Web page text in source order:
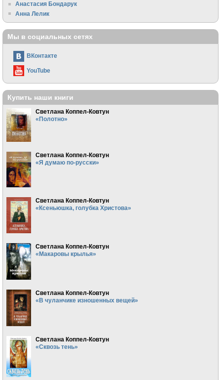
Анастасия Бондарук
Анна Лелик
Мы в социальных сетях
ВКонтакте
YouTube
Купить наши книги
Светлана Коппел-Ковтун
«Полотно»
Светлана Коппел-Ковтун
«Я думаю по-русски»
Светлана Коппел-Ковтун
«Ксеньюшка, голубка Христова»
Светлана Коппел-Ковтун
«Макаровы крылья»
Светлана Коппел-Ковтун
«В чуланчике изношенных вещей»
Светлана Коппел-Ковтун
«Сквозь тень»